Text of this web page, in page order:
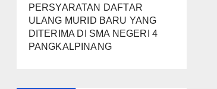
PERSYARATAN DAFTAR
ULANG MURID BARU YANG
DITERIMA DI SMA NEGERI 4
PANGKALPINANG